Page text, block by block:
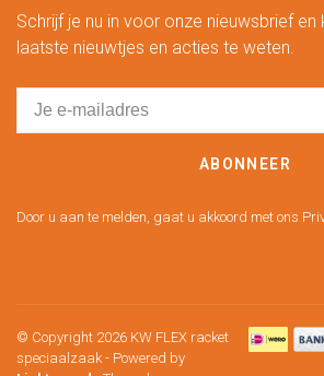
Schrijf je nu in voor onze nieuwsbrief en
laatste nieuwtjes en acties te weten.
ABONNEER
Door u aan te melden, gaat u akkoord met ons
© Copyright 2026 KW FLEX racket
speciaalzaak - Powered by